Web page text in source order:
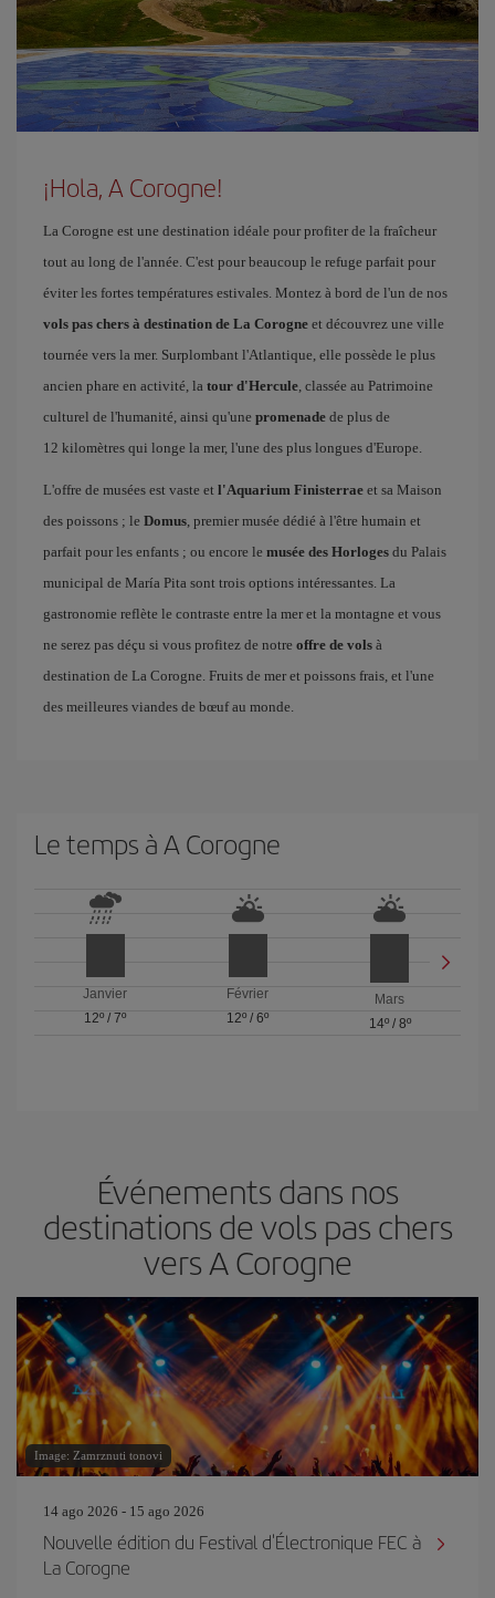
¡Hola, A Corogne!
La Corogne est une destination idéale pour profiter de la fraîcheur
tout au long de l'année. C'est pour beaucoup le refuge parfait pour
éviter les fortes températures estivales. Montez à bord de l'un de nos
vols pas chers à destination de La Corogne et découvrez une ville
tournée vers la mer. Surplombant l'Atlantique, elle possède le plus
ancien phare en activité, la tour d'Hercule , classée au Patrimoine
culturel de l'humanité, ainsi qu'une promenade de plus de
12 kilomètres qui longe la mer, l'une des plus longues d'Europe.
L'offre de musées est vaste et l'Aquarium Finisterrae et sa Maison
des poissons ; le Domus , premier musée dédié à l'être humain et
parfait pour les enfants ; ou encore le musée des Horloges du Palais
municipal de María Pita sont trois options intéressantes. La
gastronomie reflète le contraste entre la mer et la montagne et vous
ne serez pas déçu si vous profitez de notre offre de vols à
destination de La Corogne. Fruits de mer et poissons frais, et l'une
des meilleures viandes de bœuf au monde.
Le temps à A Corogne
Janvier
12º /7º
Février
12º / 6º
Mars
14º/ 8º
Événements dans nos
destinations de vols pas chers
vers A Corogne
Image: Zamrznuti tonovi
14 ago 2026 - 15 ago 2026
Nouvelle édition du Festival d'Électronique FEC à
La Corogne